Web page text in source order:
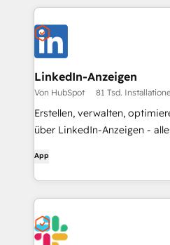
LinkedIn-Anzeigen
Von HubSpot 81 Tsd.
Erstellen, verwalten,
über LinkedIn-Anzeigen -
App